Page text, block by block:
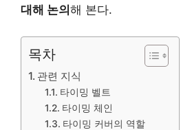
대해 논의 해 본다.
목차
관련 지식
타이밍 벨트
타이밍 체인
타이밍 커버의 역할